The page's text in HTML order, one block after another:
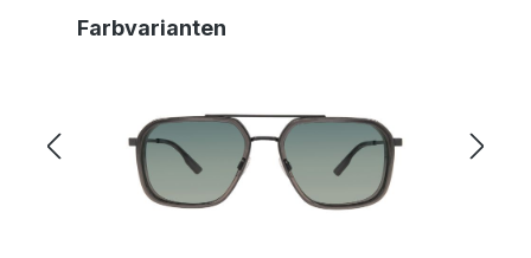
Produktgalerie überspringen
Farbvarianten